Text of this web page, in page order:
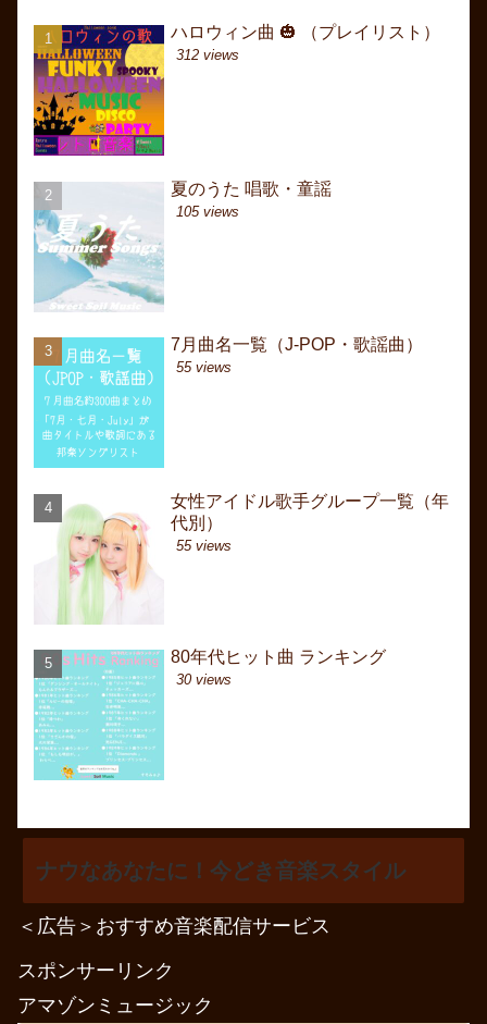
ハロウィン曲 🎃 （プレイリスト）
312 views
夏のうた 唱歌・童謡
105 views
7月曲名一覧（J-POP・歌謡曲）
55 views
女性アイドル歌手グループ一覧（年
代別）
55 views
80年代ヒット曲 ランキング
30 views
ハロウィン曲 🎃 （プ
7月曲名一覧（J-POP
夏のうた 唱歌・童謡
女性アイドル歌手グル
6月曲名一覧（J-POP
ハロウィン曲 🎃 （プ
カムカムエヴリバディ
冬うた JR CMソング
昭和初期 卒業ソング
6月曲名一覧（J-POP
ナウなあなたに！今どき音楽スタイル
＜広告＞おすすめ音楽配信サービス
スポンサーリンク
アマゾンミュージック